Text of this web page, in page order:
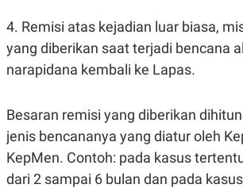
4. Remisi atas kejadian luar biasa,
yang diberikan saat terjadi bencana
narapidana kembali ke Lapas.
Besaran remisi yang diberikan
jenis bencananya yang diatur oleh
KepMen. Contoh: pada kasus
dari 2 sampai 6 bulan dan pada